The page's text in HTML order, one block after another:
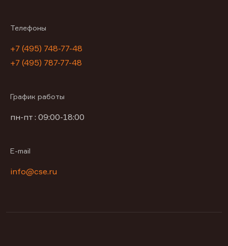
Телефоны
+7 (495) 748-77-48
+7 (495) 787-77-48
График работы
пн-пт : 09:00-18:00
E-mail
info@cse.ru